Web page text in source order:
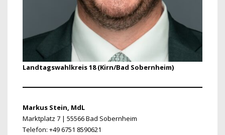
Landtagswahlkreis 18 (Kirn/Bad Sobernheim)
Markus Stein, MdL
Marktplatz 7 | 55566 Bad Sobernheim
Telefon: +49 6751 8590621